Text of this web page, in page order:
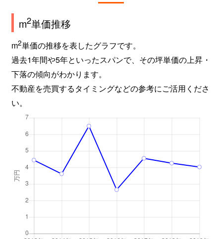
m2単価推移
m2単価の推移を表したグラフです。
過去1年間や5年といったスパンで、その坪単価の上昇・
下落の傾向がわかります。
不動産を売買するタイミングなどの参考にご活用くださ
い。